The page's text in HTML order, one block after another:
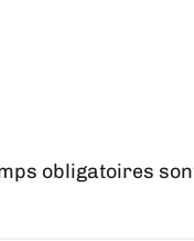
obligatoires